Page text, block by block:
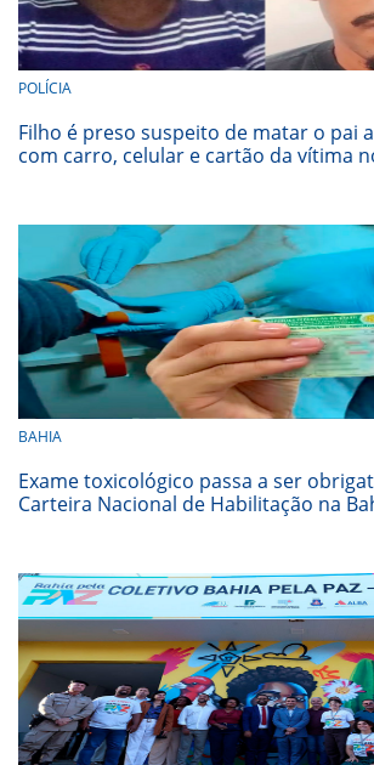
POLÍCIA
Filho é preso suspeito de matar o pai
com carro, celular e cartão da vítima
BAHIA
Exame toxicológico passa a ser
Carteira Nacional de Habilitação na